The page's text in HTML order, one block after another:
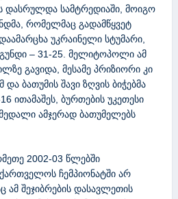
სამტრედიაში, მოიგო
რომელმაც გადამწყვეტ
უკრაინელი სტუმარი,
– 31-25. მელიტოპოლი ამ
გავიდა, მესამე პრიზიორი კი
ბათუმის შავი ზღვის ბიჭებმა
ითამაშეს, ბურთების უკეთესი
ამჯერად ბათუმელებს
2002-03 წლებში
ჩემპიონატში არ
ამ შეჯიბრების დასავლეთის